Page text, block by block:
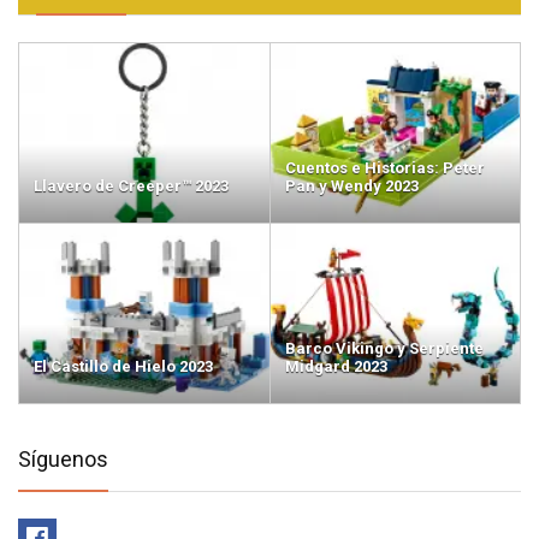
Llavero de Creeper™ 2023
Cuentos e Historias: Peter
Pan y Wendy 2023
El Castillo de Hielo 2023
Barco Vikingo y Serpiente
Midgard 2023
Síguenos